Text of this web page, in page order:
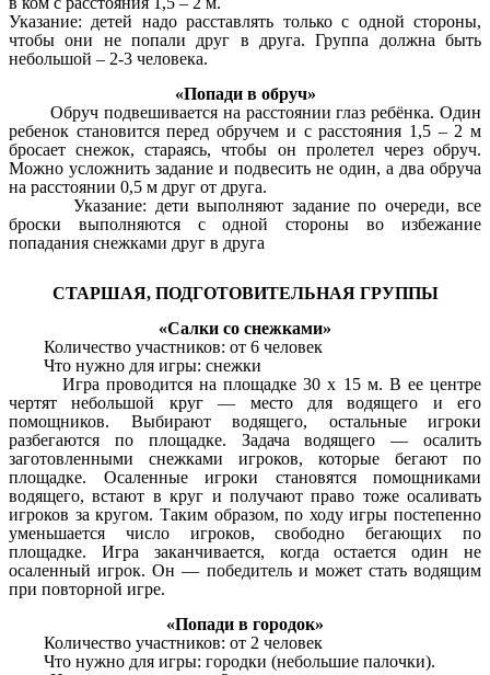
Указание: детей надо расставлять только с одной стороны,
чтобы они не попали друг в друга. Группа должна быть
небольшой – 2-3 человека.
«Попади в обруч»
Обруч подвешивается на расстоянии глаз ребёнка. Один
ребенок становится перед обручем и с расстояния 1,5 – 2 м
бросает снежок, стараясь, чтобы он пролетел через обруч.
Можно усложнить задание и подвесить не один, а два обруча
на расстоянии 0,5 м друг от друга.
Указание: дети выполняют задание по очереди, все
броски выполняются с одной стороны во избежание
попадания снежками друг в друга
СТАРШАЯ, ПОДГОТОВИТЕЛЬНАЯ ГРУППЫ
«Салки со снежками»
Количество участников: от 6 человек
Что нужно для игры: снежки
Игра проводится на площадке 30 х 15 м. В ее центре
чертят небольшой круг — место для водящего и его
помощников. Выбирают водящего, остальные игроки
разбегаются по площадке. Задача водящего — осалить
заготовленными снежками игроков, которые бегают по
площадке. Осаленные игроки становятся помощниками
водящего, встают в круг и получают право тоже осаливать
игроков за кругом. Таким образом, по ходу игры постепенно
уменьшается число игроков, свободно бегающих по
площадке. Игра заканчивается, когда остается один не
осаленный игрок. Он — победитель и может стать водящим
при повторной игре.
«Попади в городок»
Количество участников: от 2 человек
Что нужно для игры: городки (небольшие палочки).